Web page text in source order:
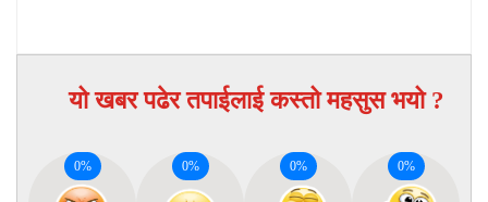
यो खबर पढेर तपाईलाई कस्तो महसुस भयो ?
0% 0% 0% 0%